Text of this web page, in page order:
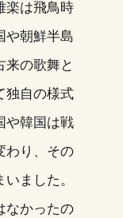
楽は飛鳥時
や朝鮮半島
来の歌舞と
独自の様式
や韓国は戦
わり、その
ました。
なかったの